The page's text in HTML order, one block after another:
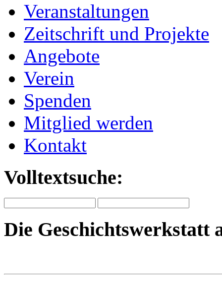
Veranstaltungen
Zeitschrift und Projekte
Angebote
Verein
Spenden
Mitglied werden
Kontakt
Volltextsuche:
Die Geschichtswerkstatt